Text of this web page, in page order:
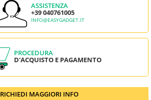
ASSISTENZA
+39 040761005
INFO@EASYGADGET.IT
PROCEDURA
D'ACQUISTO E PAGAMENTO
RICHIEDI MAGGIORI INFO